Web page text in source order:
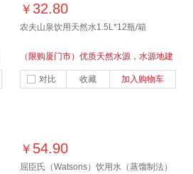
￥ 32.80
农夫山泉饮用天然水1.5L*12瓶/箱
（限购厦门市）优质天然水源，水源地建
厂，水源地灌装，每一滴水，都有它的源
头
对比 收藏 加入购物车
￥ 54.90
屈臣氏（Watsons）饮用水（蒸馏制法）